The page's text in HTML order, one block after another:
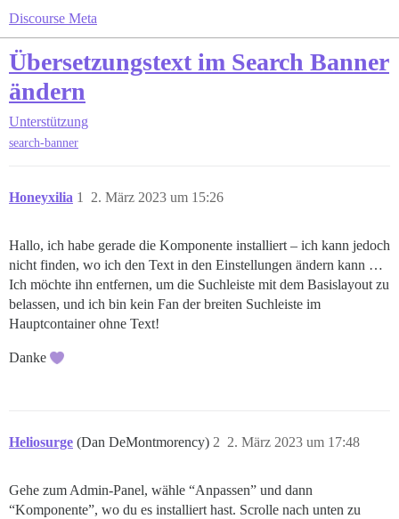
Discourse Meta
Übersetzungstext im Search Banner
ändern
Unterstützung
search-banner
Honeyxilia 2. März 2023 um 15:26
1
Hallo, ich habe gerade die Komponente installiert – ich kann jedoch
nicht finden, wo ich den Text in den Einstellungen ändern kann …
Ich möchte ihn entfernen, um die Suchleiste mit dem Basislayout zu
belassen, und ich bin kein Fan der breiten Suchleiste im
Hauptcontainer ohne Text!
Danke
Heliosurge (Dan DeMontmorency) 2. März 2023 um 17:48
2
Gehe zum Admin-Panel, wähle “Anpassen” und dann
“Komponente”, wo du es installiert hast. Scrolle nach unten zu